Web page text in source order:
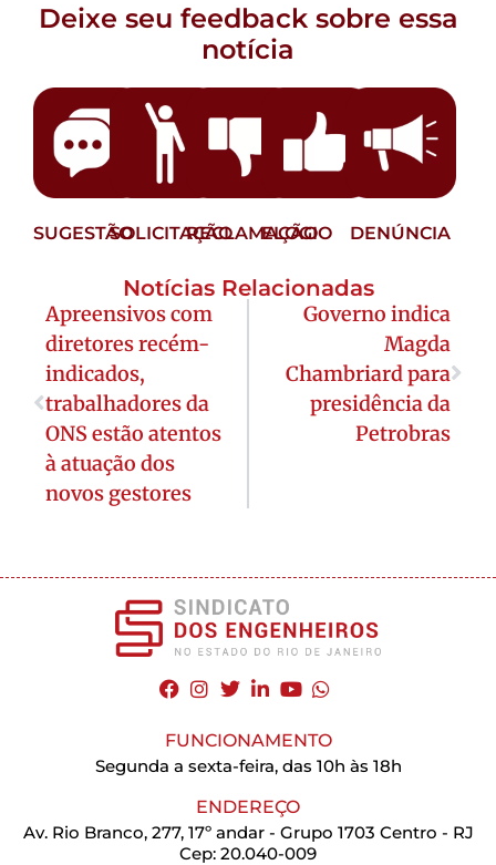
Deixe seu feedback sobre essa
notícia
SUGESTÃOSOLICITAÇÃORECLAMAÇÃO
ELOGIO DENÚNCIA
Notícias Relacionadas
Apreensivos com
diretores recém-
indicados,
trabalhadores da
ONS estão atentos
à atuação dos
novos gestores
Governo indica
Magda
Chambriard para
presidência da
Petrobras
FUNCIONAMENTO
Segunda a sexta-feira, das 10h às 18h
ENDEREÇO
Av. Rio Branco, 277, 17º andar - Grupo 1703 Centro - RJ
Cep: 20.040-009